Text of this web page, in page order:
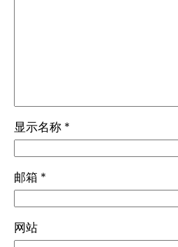
显示名称 *
邮箱 *
网站